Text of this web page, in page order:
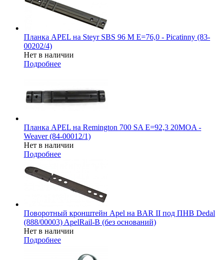
Планка APEL на Steyr SBS 96 M E=76,0 - Picatinny (83-
00202/4)
Нет в наличии
Подробнее
Планка APEL на Remington 700 SA E=92,3 20MOA -
Weaver (84-00012/1)
Нет в наличии
Подробнее
Поворотный кронштейн Apel на BAR II под ПНВ Dedal
(888/00003) ApelRail-B (без оснований)
Нет в наличии
Подробнее